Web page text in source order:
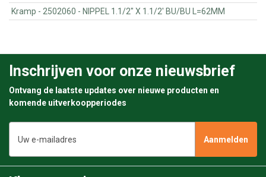
Kramp - 2502060 - NIPPEL 1.1/2" X 1.1/2' BU/BU L=62MM
Inschrijven voor onze nieuwsbrief
Ontvang de laatste updates over nieuwe producten en
komende uitverkoopperiodes
mailadres